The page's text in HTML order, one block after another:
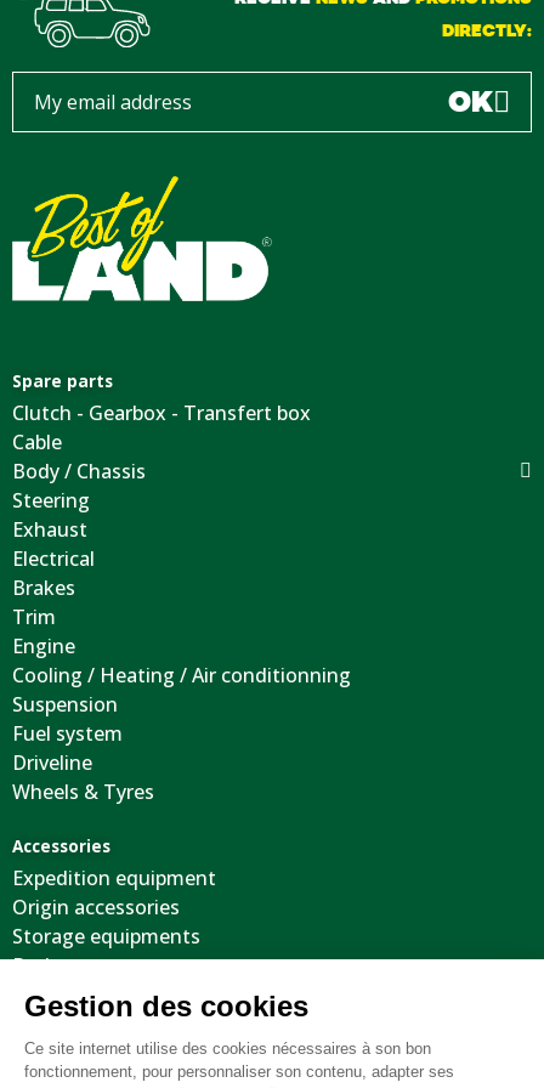
DIRECTLY:
OK
Spare parts
Clutch - Gearbox - Transfert box
Cable
Body / Chassis
Steering
Exhaust
Electrical
Brakes
Trim
Engine
Cooling / Heating / Air conditionning
Suspension
Fuel system
Driveline
Wheels & Tyres
Accessories
Expedition equipment
Origin accessories
Storage equipments
Body
Cool stuffs
Electricity
Optimization
Tooling